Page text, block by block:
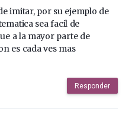
imitar, por su ejemplo de
sea facil de
a la mayor parte de
es cada ves mas
Responder